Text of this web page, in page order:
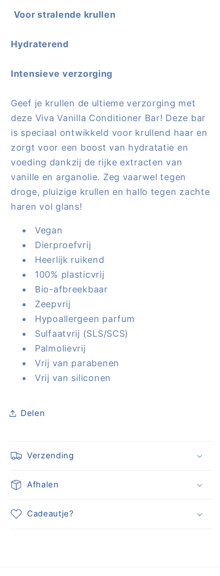
bar
Wondr
bar
Voor stralende krullen
Hydraterend
Intensieve verzorging
Geef je krullen de ultieme verzorging met
deze Viva Vanilla Conditioner Bar! Deze bar
is speciaal ontwikkeld voor krullend haar en
zorgt voor een boost van hydratatie en
voeding dankzij de rijke extracten van
vanille en arganolie. Zeg vaarwel tegen
droge, pluizige krullen en hallo tegen zachte
haren vol glans!
Vegan
Dierproefvrij
Heerlijk ruikend
100% plasticvrij
Bio-afbreekbaar
Zeepvrij
Hypoallergeen parfum
Sulfaatvrij (SLS/SCS)
Palmolievrij
Vrij van parabenen
Vrij van siliconen
Delen
Verzending
Afhalen
Cadeautje?